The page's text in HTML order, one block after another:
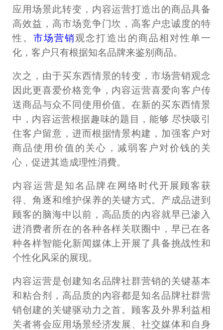
应用场景此转变，内容运营打造出的商品具备
高效益，高市场竞争门坎，高客户忠诚度的特
性。市场营销观念打造出的商品相对性单一
化，客户只有根据知名品牌来鉴别商品。
次之，由于买东西情景的转变，市场营销观念
因此更喜爱价格竞争，内容运营喜爱向客户传
送商品与众不同使用价值。在新的买东西情景
中，内容运营根据趣味的题目，能够 尽快吸引
住客户留意，进而根据情景构建，加强客户对
商品使用价值的关心，减弱客户对价钱的关
心，促进其造成理性消費。
内容运营是知名品牌在网络时代开展顾客获
得、角逐和维护保养的关键方式。产成品进到
顾客的脑海中以前，高品质的內容就早已渗入
进消费者所在的各种各样关联圈中，早已在各
种各样智能化新闻媒体上开展了具备挑战性和
个性化风采的展现。
内容运营是创建知名品牌社群营销的关键基本
和粘合剂，高品质的內容都是知名品牌社群营
销创建的关键驱动力之首。顾客及外界利益相
关者将会应用场景经济发展、社交媒体和自身